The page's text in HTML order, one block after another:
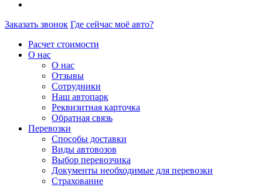
Заказать звонок Где сейчас моё авто?
Расчет стоимости
О нас
О нас
Отзывы
Сотрудники
Наш автопарк
Реквизитная карточка
Обратная связь
Перевозки
Способы доставки
Виды автовозов
Выбор перевозчика
Документы необходимые для перевозки
Страхование